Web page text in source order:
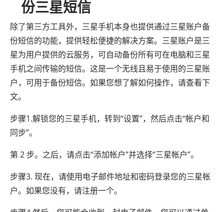
份三星短信
除了第三方工具外，三星手机本身也提供通过三星账户备
份短信的功能，提供轻松便捷的解决方案。三星账户是三
星为用户提供的云服务，可自动备份所有可在电脑和三星
手机之间传输的短信。这是一个无线且易于使用的三星账
户，可用于备份短信。如果您想了解如何操作，请查看下
文。
步骤1.解锁您的三星手机，转到“设置”，然后点击“帐户和
同步”。
第 2 步。之后，请点击“添加帐户”并选择“三星帐户”。
步骤3. 现在，请使用电子邮件地址和密码登录您的三星帐
户。如果您没有，请注册一个。